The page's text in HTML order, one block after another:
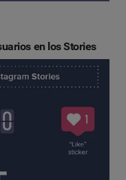
en los Stories